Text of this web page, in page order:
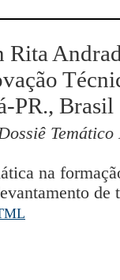
Rita
PR., Brasil
na
de